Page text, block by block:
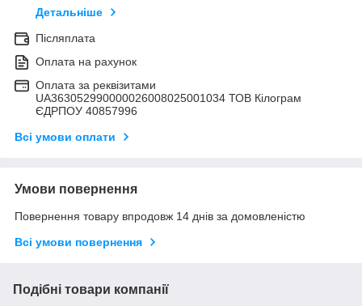
Детальніше
Післяплата
Оплата на рахунок
Оплата за реквізитами
UA363052990000026008025001034 ТОВ Кілограм
ЄДРПОУ 40857996
Всі умови оплати
Умови повернення
Повернення товару впродовж 14 днів за домовленістю
Всі умови повернення
Подібні товари компанії